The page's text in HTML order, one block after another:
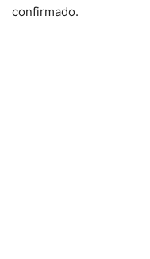
confirmado.